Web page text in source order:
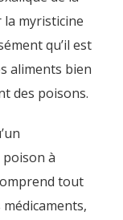
la myristicine
qu’il est
aliments bien
des poisons.
à
tout